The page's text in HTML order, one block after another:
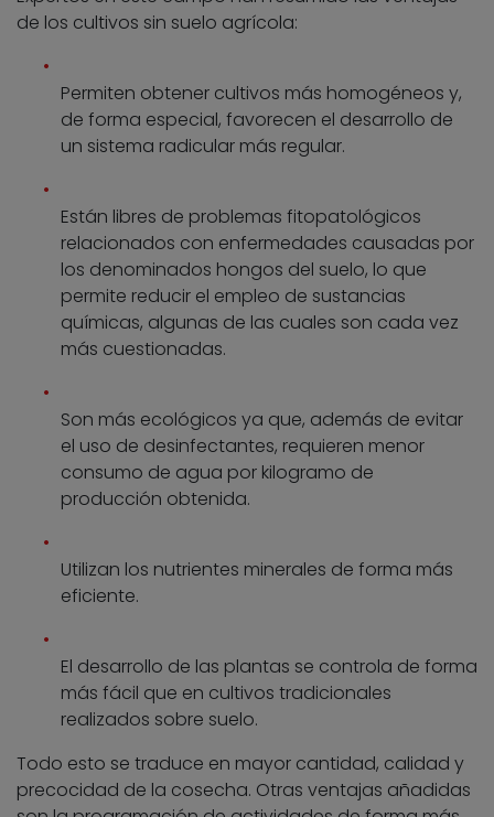
de los cultivos sin suelo agrícola:
Permiten obtener cultivos más homogéneos y,
de forma especial, favorecen el desarrollo de
un sistema radicular más regular.
Están libres de problemas fitopatológicos
relacionados con enfermedades causadas por
los denominados hongos del suelo, lo que
permite reducir el empleo de sustancias
químicas, algunas de las cuales son cada vez
más cuestionadas.
Son más ecológicos ya que, además de evitar
el uso de desinfectantes, requieren menor
consumo de agua por kilogramo de
producción obtenida.
Utilizan los nutrientes minerales de forma más
eficiente.
El desarrollo de las plantas se controla de forma
más fácil que en cultivos tradicionales
realizados sobre suelo.
Todo esto se traduce en mayor cantidad, calidad y
precocidad de la cosecha. Otras ventajas añadidas